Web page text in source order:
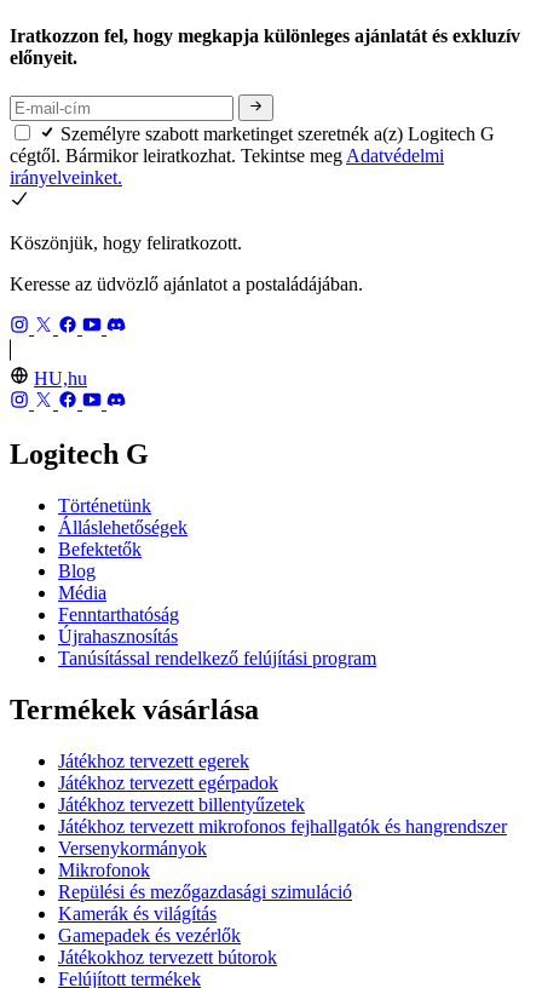
Iratkozzon fel, hogy megkapja különleges ajánlatát és exkluzív
előnyeit.
Személyre szabott marketinget szeretnék a(z) Logitech G
cégtől. Bármikor leiratkozhat. Tekintse meg Adatvédelmi
irányelveinket.
Köszönjük, hogy feliratkozott.
Keresse az üdvözlő ajánlatot a postaládájában.
HU,hu
Logitech G
Történetünk
Álláslehetőségek
Befektetők
Blog
Média
Fenntarthatóság
Újrahasznosítás
Tanúsítással rendelkező felújítási program
Termékek vásárlása
Játékhoz tervezett egerek
Játékhoz tervezett egérpadok
Játékhoz tervezett billentyűzetek
Játékhoz tervezett mikrofonos fejhallgatók és hangrendszer
Versenykormányok
Mikrofonok
Repülési és mezőgazdasági szimuláció
Kamerák és világítás
Gamepadek és vezérlők
Játékokhoz tervezett bútorok
Felújított termékek